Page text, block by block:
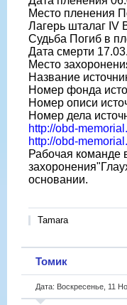
Место пленения
Лагерь шталаг IV
Судьба Погиб в
Дата смерти
Место
Название
Номер фонда
Номер описи
Номер дела
http://obd-
http://obd-
Рабочая команде
основании.
Tamara
Томик
Дата: Воскресенье, 11